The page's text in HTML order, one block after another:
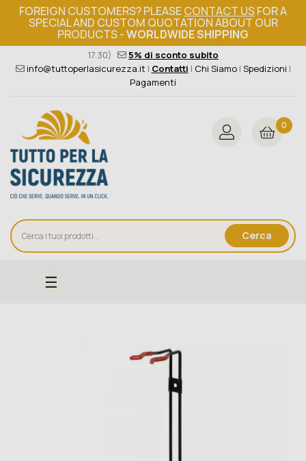
FOREIGN CUSTOMERS? PLEASECONTACT USFOR A
SPECIAL AND CUSTOM QUOTATION ABOUT OUR
PRODUCTS -WORLDWIDE SHIPPING
Ordine minimo 149€+iva 376 004 4000(Lun - Ven / 8.30 -
17.30)
5% di sconto subito
info@tuttoperlasicurezza.it | Contatti | Chi Siamo| Spedizioni |
Pagamenti
Cerca
0
navigazione
☰